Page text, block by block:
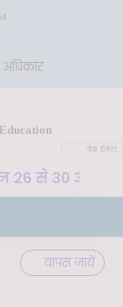
वेब ईमेल
26 से 30
वापस जायें